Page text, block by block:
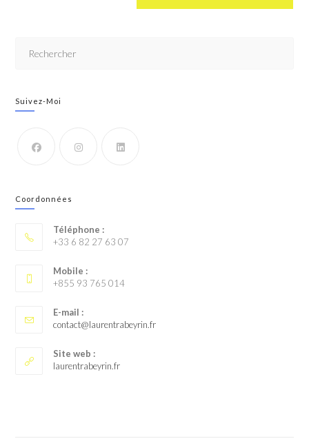
Suivez-Moi
Coordonnées
Téléphone :
+33 6 82 27 63 07
Mobile :
+855 93 765 014
E-mail :
contact@laurentrabeyrin.fr
Site web :
laurentrabeyrin.fr